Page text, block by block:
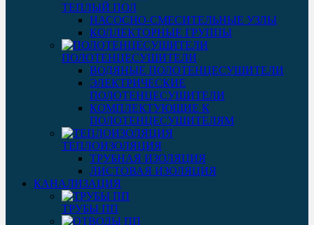
ТЕПЛЫЙ ПОЛ
НАСОСНО-СМЕСИТЕЛЬНЫЕ УЗЛЫ
КОЛЛЕКТОРНЫЕ ГРУППЫ
ПОЛОТЕНЦЕСУШИТЕЛИ
ВОДЯНЫЕ ПОЛОТЕНЦЕСУШИТЕЛИ
ЭЛЕКТРИЧЕСКИЕ
ПОЛОТЕНЦЕСУШИТЕЛИ
КОМПЛЕКТУЮЩИЕ К
ПОЛОТЕНЦЕСУШИТЕЛЯМ
ТЕПЛОИЗОЛЯЦИЯ
ТРУБНАЯ ИЗОЛЯЦИЯ
ЛИСТОВАЯ ИЗОЛЯЦИЯ
КАНАЛИЗАЦИЯ
ТРУБЫ ПП